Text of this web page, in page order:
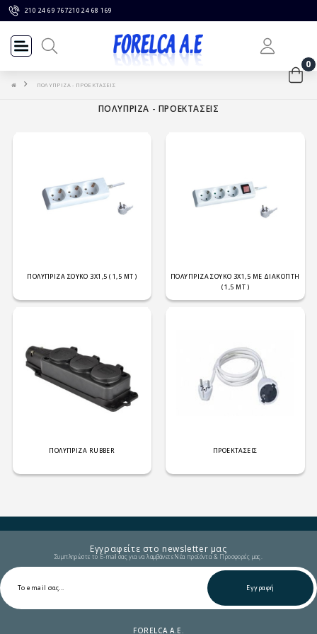
210 24 69 767210 24 68 169
0
ΠΟΛΥΠΡΙΖΑ - ΠΡΟΕΚΤΑΣΕΙΣ
ΠΟΛΥΠΡΙΖΑ ΣΟΥΚΟ 3Χ1,5 ( 1,5 ΜΤ )
ΠΟΛΥΠΡΙΖΑ ΣΟΥΚΟ 3Χ1,5 ΜΕ ΔΙΑΚΟΠΤΗ
( 1,5 ΜΤ )
ΠΟΛΥΠΡΙΖΑ RUBBER ΠΡΟΕΚΤΑΣΕΙΣ
ΠΟΛΥΠΡΙΖΑ - ΠΡΟΕΚΤΑΣΕΙΣ
Εγγραφείτε στο newsletter μας
Συμπληρώστε το E-mail σας για να λαμβάνετε Νέα προϊόντα & Προσφορές μας.
Εγγραφή
FORELCA A.E.